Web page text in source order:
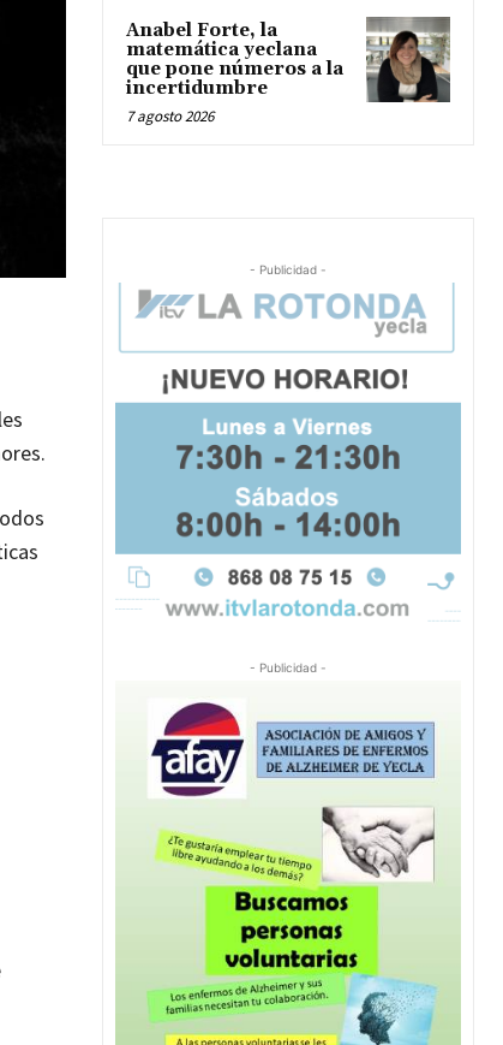
Anabel Forte, la
matemática yeclana
que pone números a la
incertidumbre
7 agosto 2026
- Publicidad -
- Publicidad -